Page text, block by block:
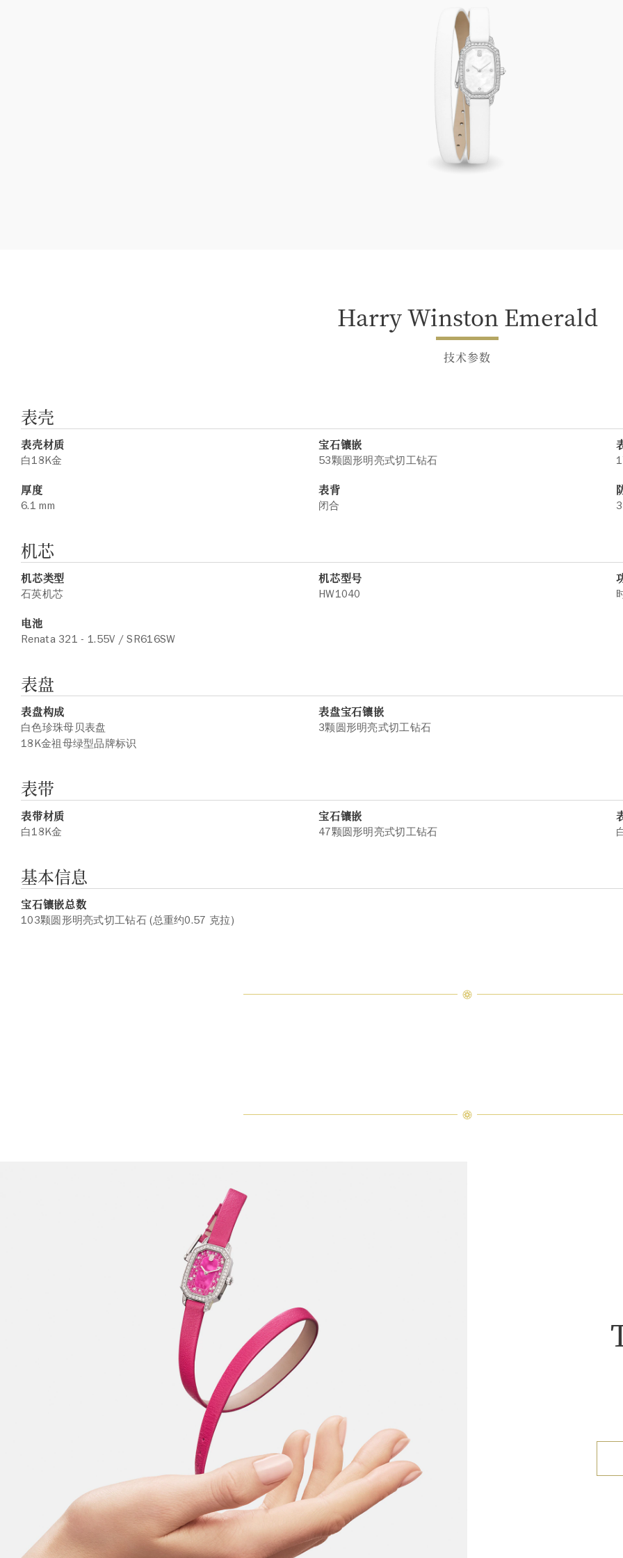
Harry Winston Emerald
技术参数
表壳
表壳材质
白18K金
宝石镶嵌
53颗圆形明亮式切工钻石
厚度
6.1 mm
表背
闭合 3
机芯
机芯类型
石英机芯
机芯型号
HW1040
电池
Renata 321 - 1.55V / SR616SW
表盘
表盘构成
白色珍珠母贝表盘
18K金祖母绿型品牌标识
表盘宝石镶嵌
3颗圆形明亮式切工钻石
表带
表带材质
白18K金
宝石镶嵌
47颗圆形明亮式切工钻石
基本信息
宝石镶嵌总数
103颗圆形明亮式切工钻石 (总重约0.57 克拉)